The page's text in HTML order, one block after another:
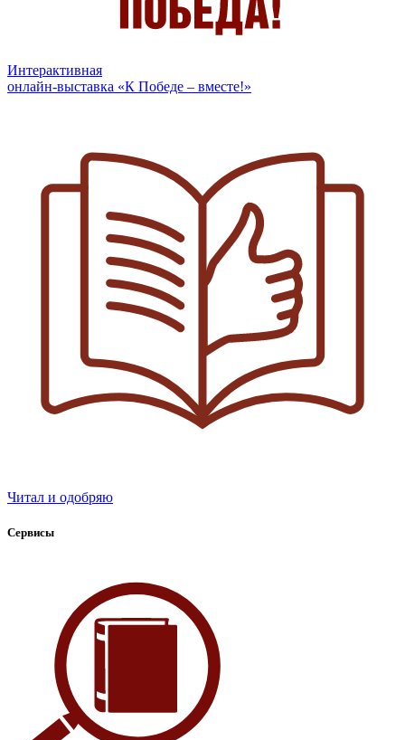
Интерактивная
онлайн-выставка «К Победе – вместе!»
Читал и одобряю
Сервисы